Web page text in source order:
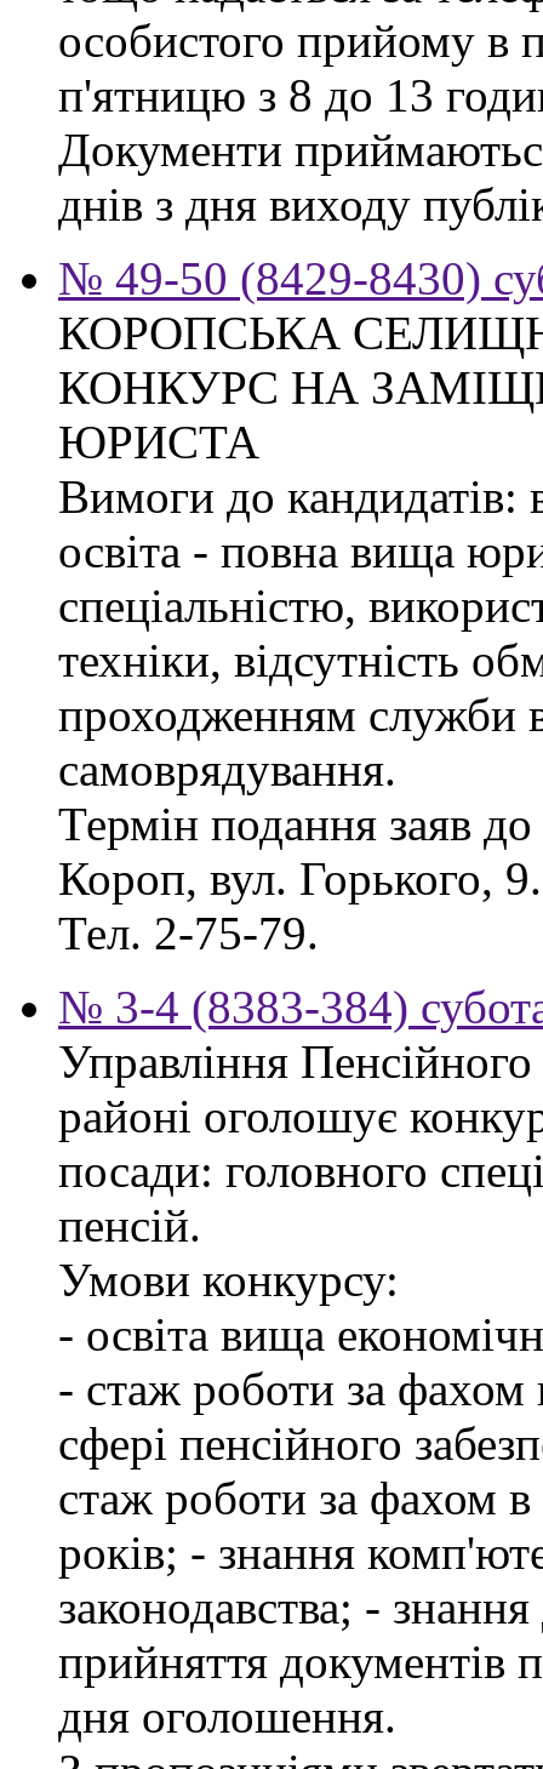
особистого прийому в
п'ятницю з 8 до 13
Документи
днів з дня виходу
№ 49-50 (8429-8430)
КОРОПСЬКА
КОНКУРС НА
ЮРИСТА
Вимоги до
освіта - повна вища
спеціальністю,
техніки, відсутність
проходженням служби
самоврядування.
Термін подання заяв
Короп, вул. Горького,
Тел. 2-75-79.
№ 3-4 (8383-384)
Управління
районі оголошує
посади: головного
пенсій.
Умови конкурсу:
- освіта вища
- стаж роботи за фахом
сфері пенсійного
стаж роботи за фахом
років; - знання
законодавства; -
прийняття документів
дня оголошення.